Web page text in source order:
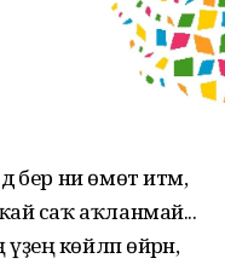
бер ни өмөт итмә,
саҡ аҡланмай...
көйләп өйрән,